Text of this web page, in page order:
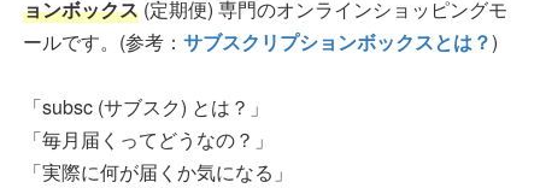
ョンボックス (定期便) 専門のオンラインショッピングモ
ールです。(参考： サブスクリプションボックスとは？)
「subsc (サブスク) とは？」
「毎月届くってどうなの？」
「実際に何が届くか気になる」